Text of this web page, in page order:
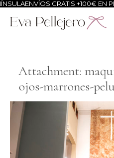
ENVÍOS GRATIS +100€ EN
Attachment:
ojos-marrones-